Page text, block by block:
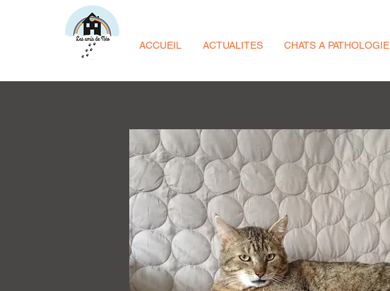
ACCUEIL ACTUALITES CHATS A PATHOLOGIE